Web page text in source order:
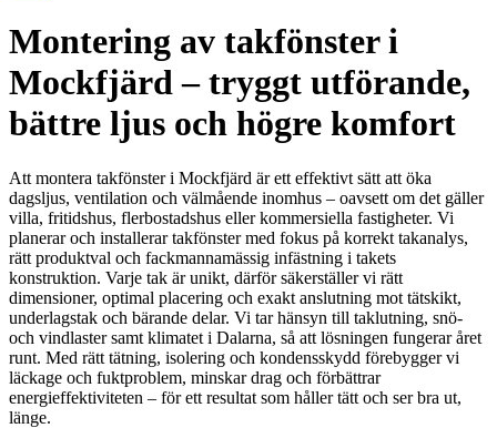
Montering av takfönster i
Mockfjärd – tryggt utförande,
bättre ljus och högre komfort
Att montera takfönster i Mockfjärd är ett effektivt sätt att öka
dagsljus, ventilation och välmående inomhus – oavsett om det gäller
villa, fritidshus, flerbostadshus eller kommersiella fastigheter. Vi
planerar och installerar takfönster med fokus på korrekt takanalys,
rätt produktval och fackmannamässig infästning i takets
konstruktion. Varje tak är unikt, därför säkerställer vi rätt
dimensioner, optimal placering och exakt anslutning mot tätskikt,
underlagstak och bärande delar. Vi tar hänsyn till taklutning, snö-
och vindlaster samt klimatet i Dalarna, så att lösningen fungerar året
runt. Med rätt tätning, isolering och kondensskydd förebygger vi
läckage och fuktproblem, minskar drag och förbättrar
energieffektiviteten – för ett resultat som håller tätt och ser bra ut,
länge.